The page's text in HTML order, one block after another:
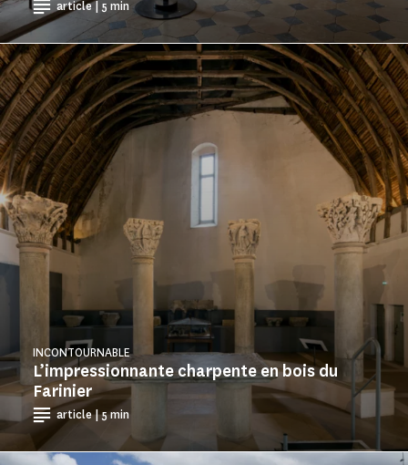
article | 5 min
L’impressionnante charpente en bois du
Farinier
INCONTOURNABLE
article | 5 min